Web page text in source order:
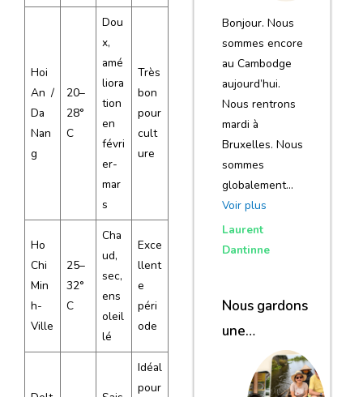
Hoi
An /
Da
Nan
g
20–
28°
C
Dou
x,
amé
liora
tion
en
févri
er-
mar
s
Très
bon
pour
cult
ure
Ho
Chi
Min
h-
Ville
25–
32°
C
Cha
ud,
sec,
ens
oleil
lé
Exce
llent
e
péri
ode
Idéal
pour
Bonjour. Nous
sommes encore
au Cambodge
aujourd’hui.
Nous rentrons
mardi à
Bruxelles. Nous
sommes
globalement…
Voir plus
Laurent
Dantinne
Nous gardons
une
excellente
impression de